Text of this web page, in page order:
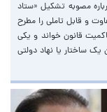
مصوبه تشکیل «ستاد
و قابل تاملی را مطرح
قانون خواند و یکی
ساختار یا نهاد دولتی